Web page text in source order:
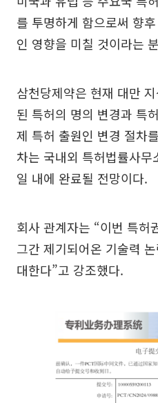
를 투명하게 함으로써 향
인 영향을 미칠 것이라는
삼천당제약은 현재 대만
된 특허의 명의 변경과 특
제 특허 출원인 변경 절차
차는 국내외 특허법률사
일 내에 완료될 전망이다.
회사 관계자는 “이번 특허
그간 제기되어온 기술력
대한다”고 강조했다.